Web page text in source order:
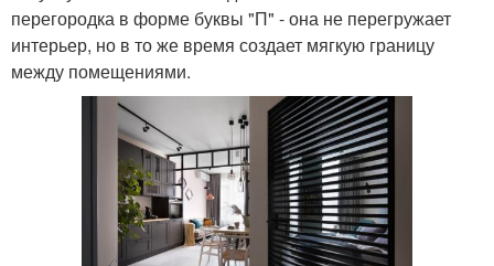
перегородка в форме буквы "П" - она не перегружает
интерьер, но в то же время создает мягкую границу
между помещениями.